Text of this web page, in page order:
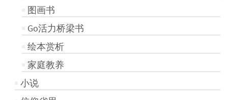
图画书
Go活力桥梁书
绘本赏析
家庭教养
小说